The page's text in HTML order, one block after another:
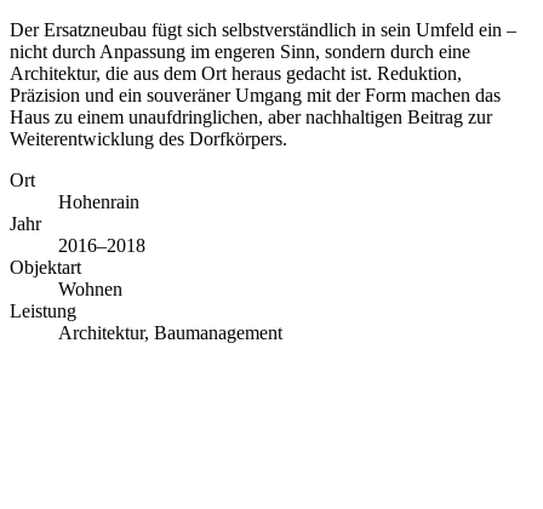
Der Ersatzneubau fügt sich selbstverständlich in sein Umfeld ein –
nicht durch Anpassung im engeren Sinn, sondern durch eine
Architektur, die aus dem Ort heraus gedacht ist. Reduktion,
Präzision und ein souveräner Umgang mit der Form machen das
Haus zu einem unaufdringlichen, aber nachhaltigen Beitrag zur
Weiterentwicklung des Dorfkörpers.
Ort
Hohenrain
Jahr
2016–2018
Objektart
Wohnen
Leistung
Architektur, Baumanagement